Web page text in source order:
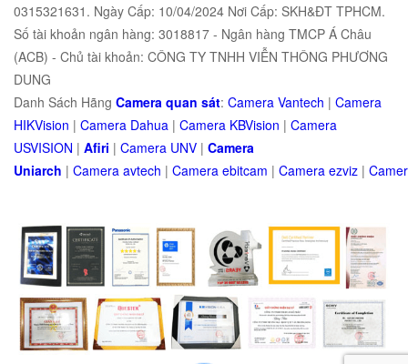
0315321631. Ngày Cấp: 10/04/2024 Nơi Cấp: SKH&ĐT TPHCM.
Số tài khoản ngân hàng: 3018817 - Ngân hàng TMCP Á Châu
(ACB) - Chủ tài khoản: CÔNG TY TNHH VIỄN THÔNG PHƯƠNG
DUNG
Danh Sách Hãng Camera quan sát: Camera Vantech | Camera
HIKVision | Camera Dahua | Camera KBVision | Camera
USVISION | Afiri | Camera UNV | Camera
Uniarch | Camera avtech | Camera ebitcam | Camera ezviz |